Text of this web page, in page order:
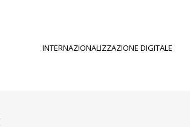
INTERNAZIONALIZZAZIONE DIGITALE